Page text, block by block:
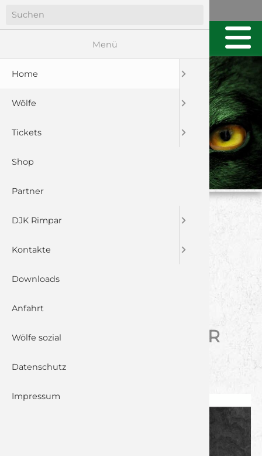
U23: VORBERICHT
RELEGATION TSV
HERRSCHING
KRÖNENDER
SAISONABSCHLUSS: DER
Menü
Home
Wölfe
Tickets
Shop
Partner
DJK Rimpar
Kontakte
Downloads
Anfahrt
Wölfe sozial
Datenschutz
Impressum